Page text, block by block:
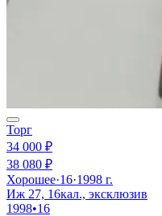
Торг
34 000 ₽
38 080 ₽
Хорошее·16·1998 г.
Иж 27, 16кал., эксклюзив
1998•16